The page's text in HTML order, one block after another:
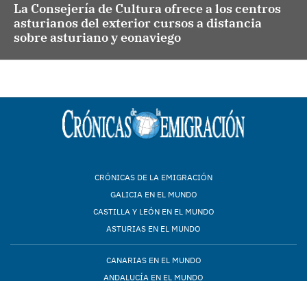
La Consejería de Cultura ofrece a los centros
asturianos del exterior cursos a distancia
sobre asturiano y eonaviego
CRÓNICAS DE LA EMIGRACIÓN
GALICIA EN EL MUNDO
CASTILLA Y LEÓN EN EL MUNDO
ASTURIAS EN EL MUNDO
CANARIAS EN EL MUNDO
ANDALUCÍA EN EL MUNDO